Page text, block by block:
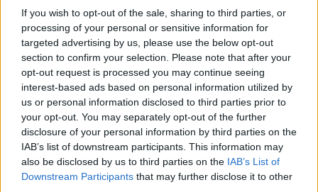
If you wish to opt-out of the sale, sharing to third parties, or
processing of your personal or sensitive information for
targeted advertising by us, please use the below opt-out
section to confirm your selection. Please note that after your
opt-out request is processed you may continue seeing
interest-based ads based on personal information utilized by
us or personal information disclosed to third parties prior to
your opt-out. You may separately opt-out of the further
disclosure of your personal information by third parties on the
IAB’s list of downstream participants. This information may
also be disclosed by us to third parties on the IAB’s List of
Downstream Participants that may further disclose it to other
αντίστοιχο τρίμηνο του 2024) στη λιανική αγορά
ενέργειας, διατηρώντας τη δυναμική για την
επίτευξη του στόχου μεριδίου 30%. Αυτή η
ανάπτυξη αντανακλά τη στρατηγική προσήλωση της
Εταιρείας στην ενίσχυση της παρουσίας της στη
λιανική αγορά και στην ενδυνάμωση της σχέσης με
τους πελάτες της.
Κλάδος Μετάλλων